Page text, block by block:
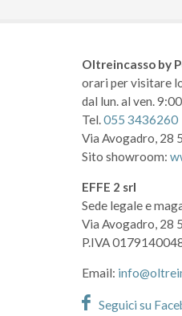
Oltreincasso by
orari per visitare
dal lun. al ven.
Tel.055 3436260
Via Avogadro, 28
Sito showroom:
EFFE 2 srl
Sede legale e
Via Avogadro, 28
P.IVA
Email:
Seguici su